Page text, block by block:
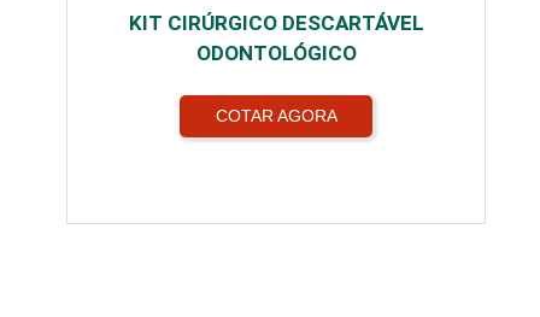
KIT CIRÚRGICO DESCARTÁVEL
ODONTOLÓGICO
COTAR AGORA